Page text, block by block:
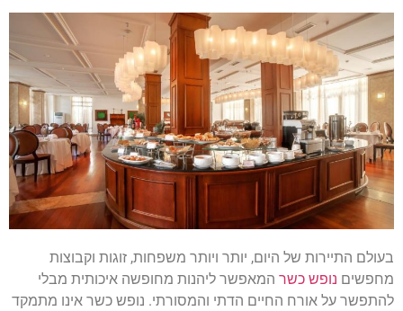
בעולם התיירות של היום, יותר ויותר משפחות, זוגות וקבוצות
מחפשים נופש כשר המאפשר ליהנות מחופשה איכותית מבלי
להתפשר על אורח החיים הדתי והמסורתי. נופש כשר אינו מתמקד